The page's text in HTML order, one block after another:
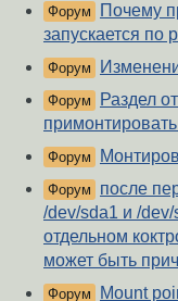
Форум
Почему
запускается по
Форум
Форум
Раздел
Форум
Форум
после
/dev/sda1 и /
отдельном
может быть
Форум Mount